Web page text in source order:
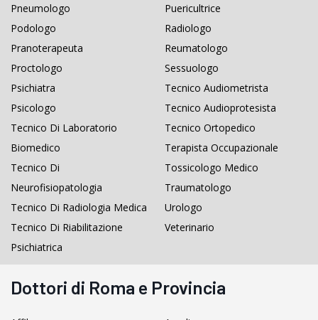
Pneumologo
Podologo
Pranoterapeuta
Proctologo
Psichiatra
Psicologo
Puericultrice
Radiologo
Reumatologo
Sessuologo
Tecnico Audiometrista
Tecnico Audioprotesista
Tecnico Di Laboratorio
Biomedico
Tecnico Di
Neurofisiopatologia
Tecnico Di Radiologia Medica
Tecnico Di Riabilitazione
Psichiatrica
Tecnico Ortopedico
Terapista Occupazionale
Tossicologo Medico
Traumatologo
Urologo
Veterinario
Dottori di Roma e Provincia